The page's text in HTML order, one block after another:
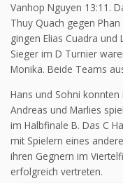
Vanhop Nguyen 13:11.
Thuy Quach gegen
gingen Elias Cuadra und
Sieger im D Turnier
Monika. Beide Teams
Hans und Sohni
Andreas und Marlies
im Halbfinale B. Das C
mit Spielern eines
ihren Gegnern im
erfolgreich vertreten.